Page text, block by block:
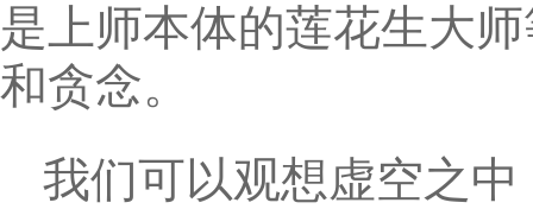
是上师本体的莲花生大
和贪念。
我们可以观想虚空之